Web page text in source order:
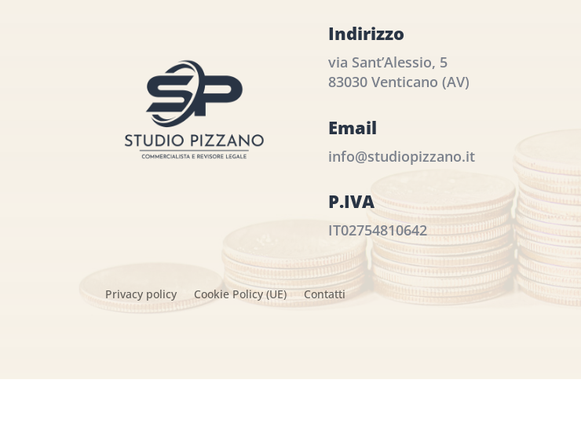
Indirizzo
via Sant’Alessio, 5
83030 Venticano (AV)
Email
info@studiopizzano.it
P.IVA
IT02754810642
Privacy policy Cookie Policy (UE) Contatti